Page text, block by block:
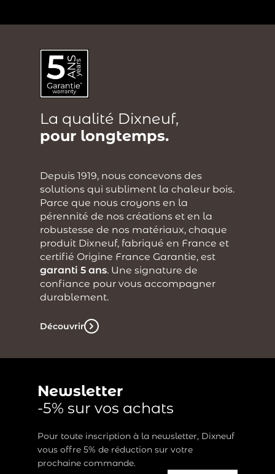
La qualité Dixneuf,
pour longtemps.
Depuis 1919, nous concevons des
solutions qui subliment la chaleur bois.
Parce que nous croyons en la
pérennité de nos créations et en la
robustesse de nos matériaux, chaque
produit Dixneuf, fabriqué en France et
certifié Origine France Garantie, est
garanti 5 ans. Une signature de
confiance pour vous accompagner
durablement.
Découvrir
Newsletter
-5% sur vos achats
Pour toute inscription à la newsletter, Dixneuf
vous offre 5% de réduction sur votre
prochaine commande.